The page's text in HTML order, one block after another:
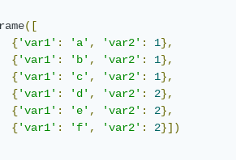
([
{'var1': 'a', 'var2': 1},
{'var1': 'b', 'var2': 1},
{'var1': 'c', 'var2': 1},
{'var1': 'd', 'var2': 2},
{'var1': 'e', 'var2': 2},
{'var1': 'f', 'var2': 2}])